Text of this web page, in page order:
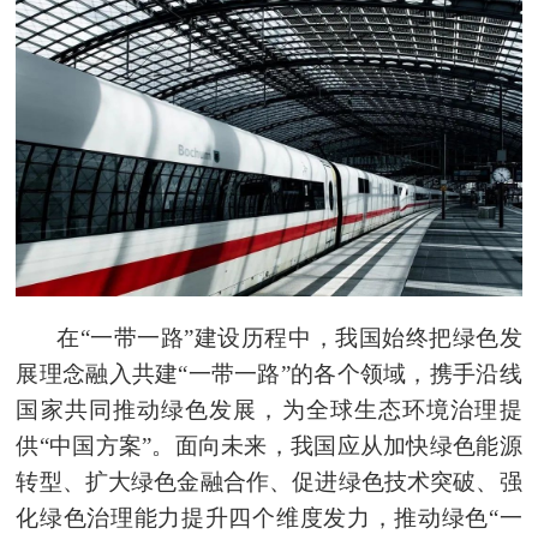
在“一带一路”建设历程中，我国始终把绿色发
展理念融入共建“一带一路”的各个领域，携手沿线
国家共同推动绿色发展，为全球生态环境治理提
供“中国方案”。面向未来，我国应从加快绿色能源
转型、扩大绿色金融合作、促进绿色技术突破、强
化绿色治理能力提升四个维度发力，推动绿色“一